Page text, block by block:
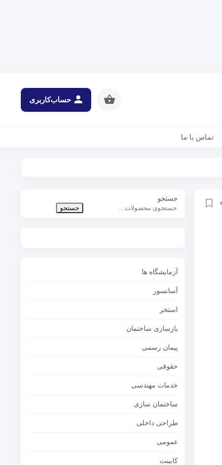
حساب‌کاربری
تماس با ما
جستجو
جستجو
آزمایشگاه ها
آسانسور
استخر
بازسازی ساختمان
پیمان رسمی
حقوقی
خدمات مهندسی
ساختمان سازی
طراحی داخلی
عمومی
کابینت